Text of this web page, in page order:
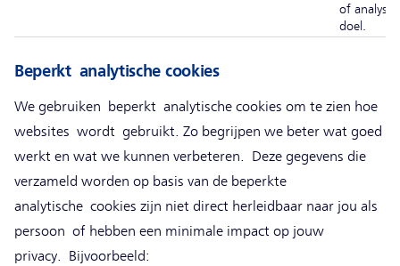
of analyse-
doel.
Beperkt analytische cookies
We gebruiken beperkt analytische cookies om te zien hoe
websites wordt gebruikt. Zo begrijpen we beter wat goed
werkt en wat we kunnen verbeteren. Deze gegevens die
verzameld worden op basis van de beperkte
analytische cookies zijn niet direct herleidbaar naar jou als
persoon of hebben een minimale impact op jouw
privacy. Bijvoorbeeld: